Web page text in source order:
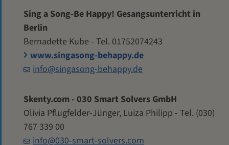
Sing a Song-Be Happy! Gesangsunterricht in
Berlin
Bernadette Kube - Tel. 01752074243
www.singasong-behappy.de
info@singasong-behappy.de
Skenty.com - 030 Smart Solvers GmbH
Olivia Pflugfelder-Jünger, Luiza Philipp - Tel. (030)
767 339 00
info@030-smart-solvers.com